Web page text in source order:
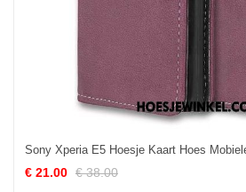
€ 21.00 € 38.00